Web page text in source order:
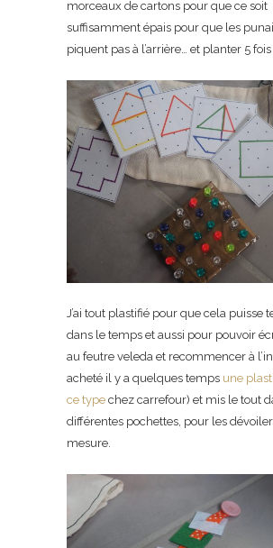
morceaux de cartons pour que ce soit
suffisamment épais pour que les
piquent pas à l’arrière… et planter 5
J’ai tout plastifié pour que cela puisse
dans le temps et aussi pour pouvoir
au feutre veleda et recommencer à
acheté il y a quelques temps une
ce type chez carrefour) et mis le tout
différentes pochettes, pour les
mesure.